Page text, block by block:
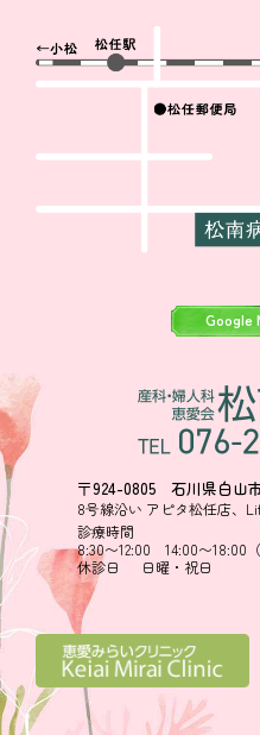
〒924-0805 石川県白山
8号線沿い アピタ松任店、
診療時間
8:30〜12:00 14:00〜18:00（
休診日
日曜・祝日
Google